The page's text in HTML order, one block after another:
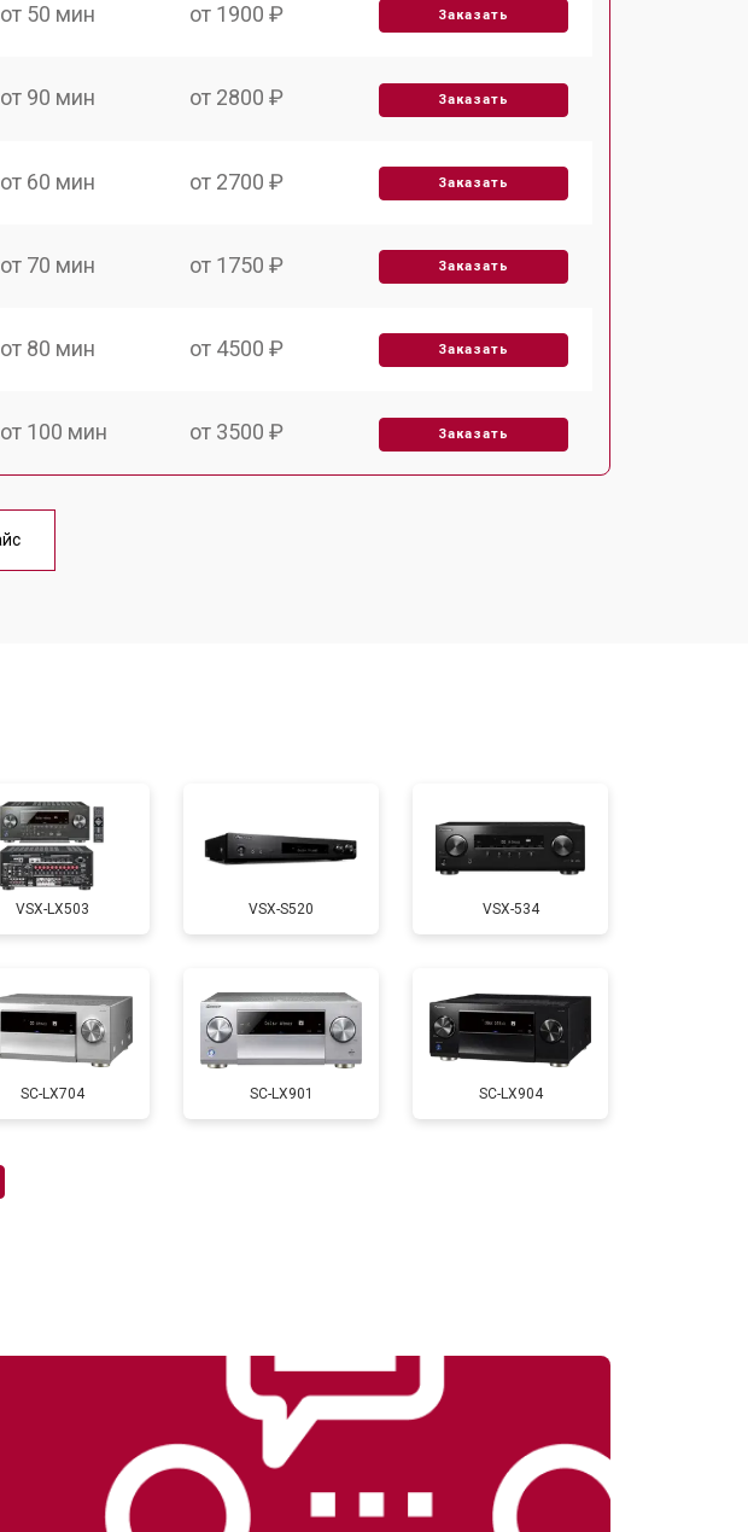
от 50 мин от 1900 ₽ Заказать
от 90 мин от 2800 ₽ Заказать
от 60 мин от 2700 ₽ Заказать
от 70 мин от 1750 ₽ Заказать
от 80 мин от 4500 ₽ Заказать
от 100 мин от 3500 ₽ Заказать
VSX-LX503 VSX-S520 VSX-534
SC-LX704 SC-LX901 SC-LX904